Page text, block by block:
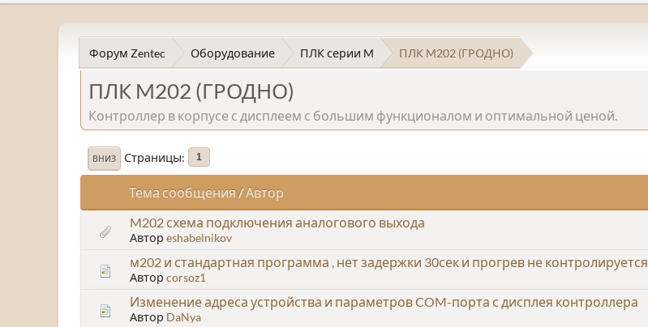
Форум Zentec Оборудование ПЛК серии M ПЛК M202 (ГРОДНО)
ПЛК M202 (ГРОДНО)
Контроллер в корпусе с дисплеем с большим функционалом и оптимальной ценой.
ВНИЗ Страницы 1
Тема сообщения / Автор
M202 схема подключения аналогового выхода
Автор eshabelnikov
м202 и стандартная программа , нет задержки 30сек и прогрев не контролируется
Автор corsoz1
Изменение адреса устройства и параметров COM-порта с дисплея контроллера
Автор DaNya